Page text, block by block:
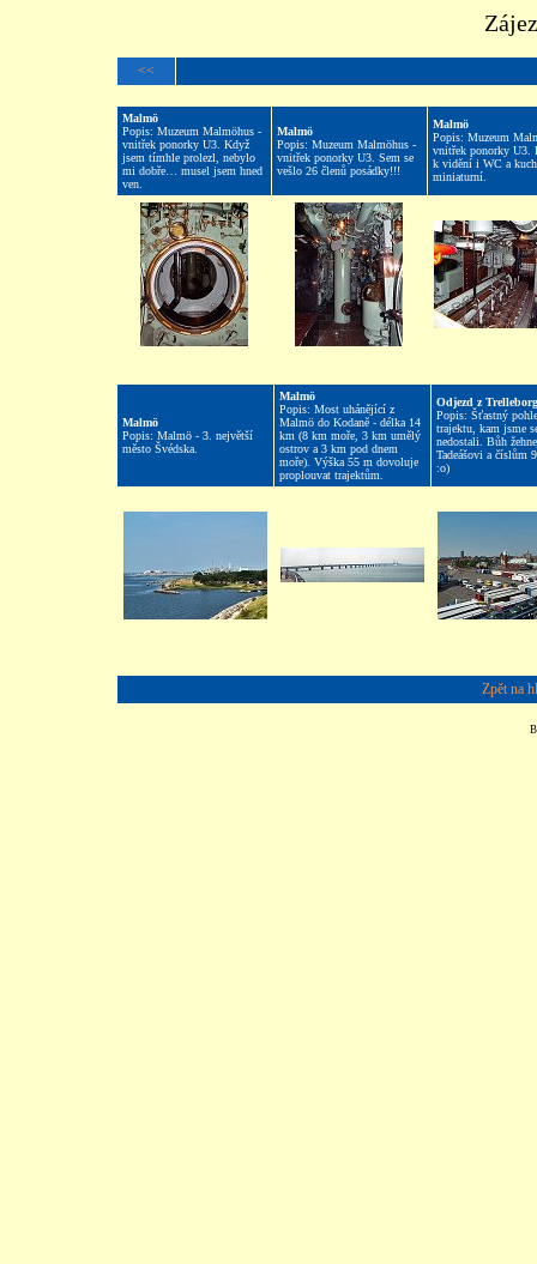
<<
Malmö
Popis: Muzeum Malmöhus -
vnitřek ponorky U3. Když
jsem tímhle prolezl, nebylo
mi dobře… musel jsem hned
ven.
Malmö
Popis: Muzeum Malmöhus -
vnitřek ponorky U3. Sem se
vešlo 26 členů posádky!!!
Malmö
Popis: Muzeum
vnitřek ponorky U3.
k vidění i WC a
miniaturní.
Malmö
Popis: Malmö - 3. největší
město Švédska.
Malmö
Popis: Most uhánějící z
Malmö do Kodaně - délka 14
km (8 km moře, 3 km umělý
ostrov a 3 km pod dnem
moře). Výška 55 m dovoluje
proplouvat trajektům.
Odjezd z
Popis: Šťastný
trajektu, kam jsme
nedostali. Bůh
Tadeášovi a číslům
:o)
Zpět na